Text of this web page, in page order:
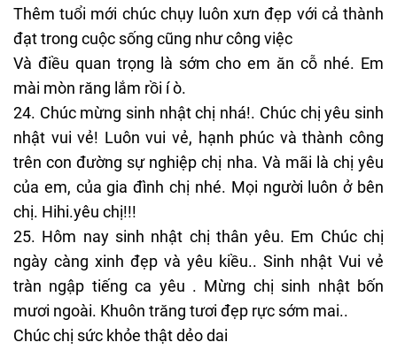
Thêm tuổi mới chúc chụy luôn xưn đẹp với cả thành
đạt trong cuộc sống cũng như công việc
Và điều quan trọng là sớm cho em ăn cỗ nhé. Em
mài mòn răng lắm rồi í ò.
24. Chúc mừng sinh nhật chị nhá!. Chúc chị yêu sinh
nhật vui vẻ! Luôn vui vẻ, hạnh phúc và thành công
trên con đường sự nghiệp chị nha. Và mãi là chị yêu
của em, của gia đình chị nhé. Mọi người luôn ở bên
chị. Hihi.yêu chị!!!
25. Hôm nay sinh nhật chị thân yêu. Em Chúc chị
ngày càng xinh đẹp và yêu kiều.. Sinh nhật Vui vẻ
tràn ngập tiếng ca yêu . Mừng chị sinh nhật bốn
mươi ngoài. Khuôn trăng tươi đẹp rực sớm mai..
Chúc chị sức khỏe thật dẻo dai